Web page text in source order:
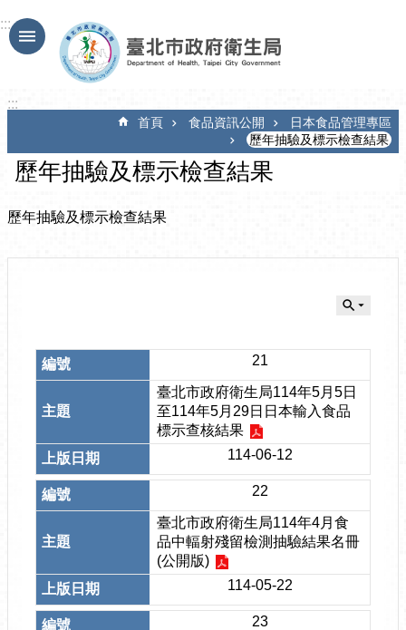
跳到主要內容區塊
:::
:::
首頁 食品資訊公開
日本食品管理專區
歷年抽驗及標示檢查結果
歷年抽驗及標示檢查結果
歷年抽驗及標示檢查結果
21
臺北市政府衛生局114年5月5日
至114年5月29日日本輸入食品
標示查核結果
114-06-12
22
臺北市政府衛生局114年4月食
品中輻射殘留檢測抽驗結果名冊
(公開版)
114-05-22
23